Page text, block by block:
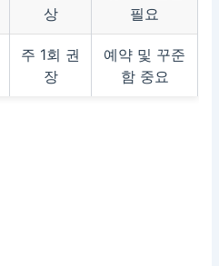
상
필요
주 1회 권
장
예약 및 꾸준
함 중요